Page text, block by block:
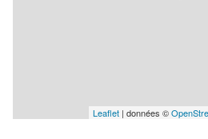
Leaflet | données ©